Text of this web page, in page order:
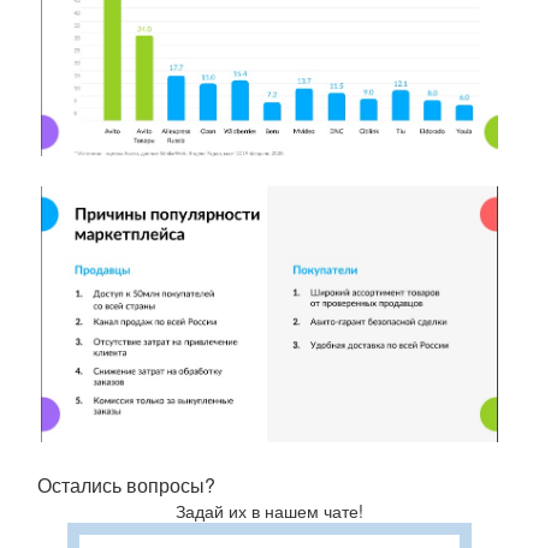
Остались вопросы?
Задай их в нашем чате!